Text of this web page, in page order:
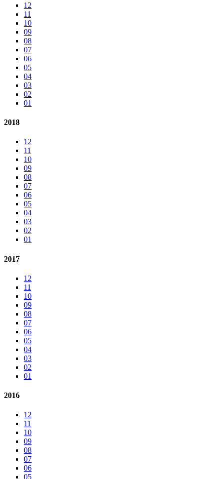
12
11
10
09
08
07
06
05
04
03
02
01
2018
12
11
10
09
08
07
06
05
04
03
02
01
2017
12
11
10
09
08
07
06
05
04
03
02
01
2016
12
11
10
09
08
07
06
05